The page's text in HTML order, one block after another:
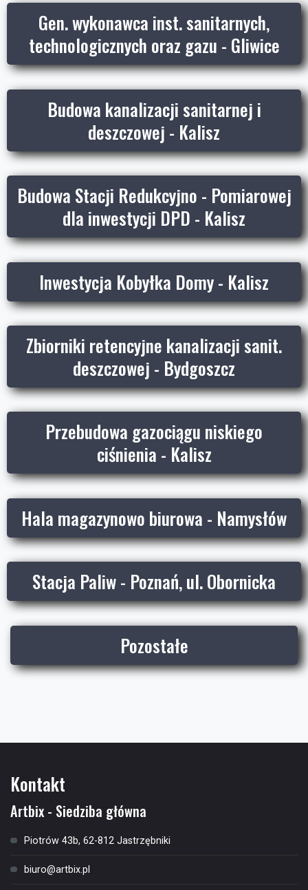
Gen. wykonawca inst. sanitarnych,
technologicznych oraz gazu - Gliwice
Budowa kanalizacji sanitarnej i
deszczowej - Kalisz
Budowa Stacji Redukcyjno - Pomiarowej
dla inwestycji DPD - Kalisz
Inwestycja Kobyłka Domy - Kalisz
Zbiorniki retencyjne kanalizacji sanit.
deszczowej - Bydgoszcz
Przebudowa gazociągu niskiego
ciśnienia - Kalisz
Hala magazynowo biurowa - Namysłów
Stacja Paliw - Poznań, ul. Obornicka
Pozostałe
Kontakt
Artbix - Siedziba główna
Piotrów 43b, 62-812 Jastrzębniki
biuro@artbix.pl